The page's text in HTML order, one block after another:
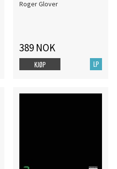
Roger Glover
389 NOK
LP
KJØP